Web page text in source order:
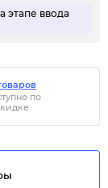
этапе ввода
по